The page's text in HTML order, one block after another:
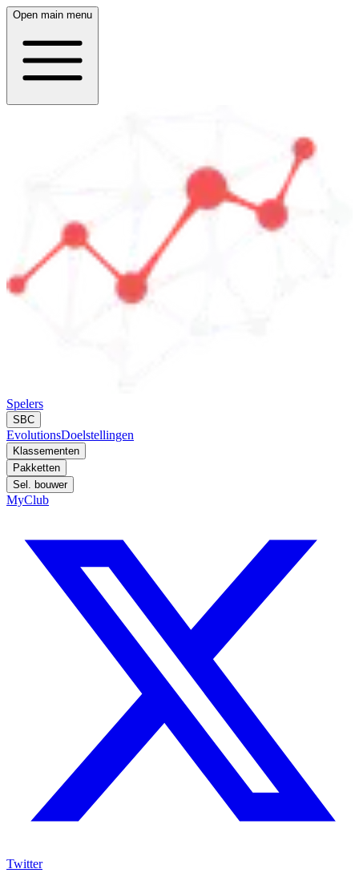
Open main menu
Spelers
SBC
EvolutionsDoelstellingen
Klassementen
Pakketten
Sel. bouwer
MyClub
Twitter